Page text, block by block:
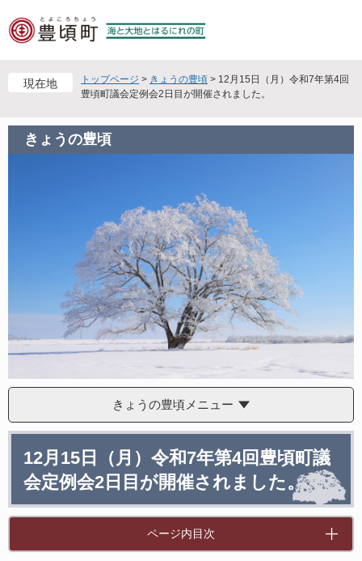
ー
す
ニ
し
現在地 トップページ > きょうの豊頃 > 12月15日（月）令和7年第4回
豊頃町議会定例会2日目が開催されました。
きょうの豊頃
きょうの豊頃メニュー
12月15日（月）令和7年第4回豊頃町議
会定例会2日目が開催されました。
ページ内目次